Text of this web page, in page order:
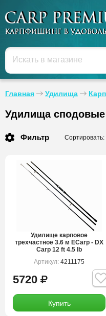
Главная Удилища
Удилища
Фильтр Сортировать:
Удилище карповое
трехчастное 3.6 м ECarp - DX
Carp 12 ft 4.5 lb
Артикул: 4211175
5720
Купить